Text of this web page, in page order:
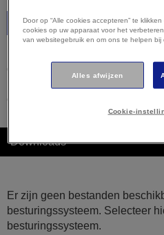
Starten
gedetecteerd. Het is belangrijk
compatibele content bekijkt.
Downloads
Er zijn geen bestanden
besturingssysteem. Selecteer
besturingssysteem.
Door op “Alle cookies accepteren” te
cookies op uw apparaat voor het
van websitegebruik en om ons te helpen bij
Alles afwijzen
Cookie-